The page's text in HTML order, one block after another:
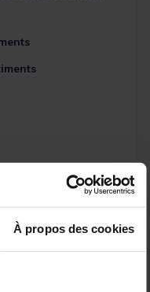
À propos des cookies
rapide des